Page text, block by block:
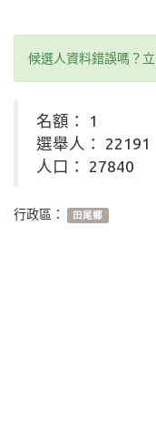
候選人資料錯誤嗎？
名額： 1
選舉人： 22191
人口： 27840
行政區： 田尾鄉